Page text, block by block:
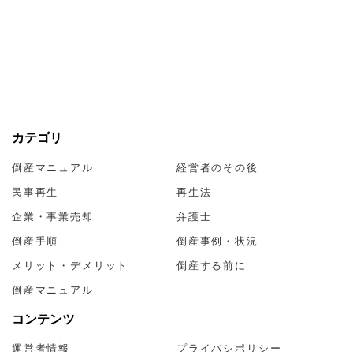
カテゴリ
倒産マニュアル 経営者のその後
民事再生 再生法
企業・事業売却 弁護士
倒産手順 倒産事例・状況
メリット・デメリット 倒産する前に
倒産マニュアル
コンテンツ
運営者情報 プライバシポリシー